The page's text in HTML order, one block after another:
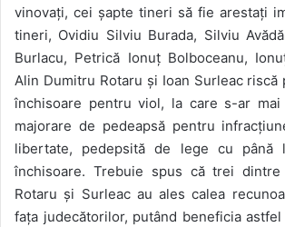
vinovați, cei șapte tineri să fie arestați
tineri, Ovidiu Silviu Burada, Silviu
Burlacu, Petrică Ionuț Bolboceanu,
Alin Dumitru Rotaru și Ioan Surleac riscă
închisoare pentru viol, la care s-ar mai
majorare de pedeapsă pentru
libertate, pedepsită de lege cu până
închisoare. Trebuie spus că trei dintre
Rotaru și Surleac au ales calea
fața judecătorilor, putând beneficia